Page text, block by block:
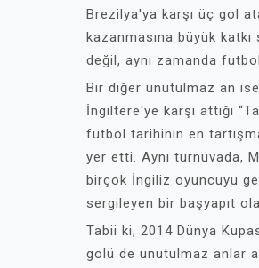
Brezilya'ya karşı üç gol
kazanmasına büyük katkı
değil, aynı zamanda
Bir diğer unutulmaz an
İngiltere'ye karşı attığı
futbol tarihinin en
yer etti. Aynı turnuvada,
birçok İngiliz oyuncuyu
sergileyen bir başyapıt
Tabii ki, 2014 Dünya
golü de unutulmaz anlar